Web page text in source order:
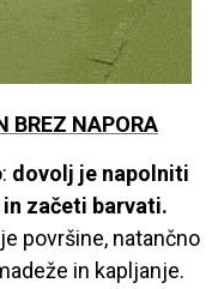
BREZ NAPORA
dovolj je napolniti
začeti barvati.
površine, natančno
in kapljanje.